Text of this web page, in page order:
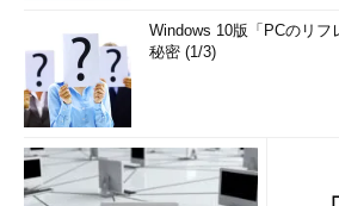
Windows 10版「PCのリフ
秘密 (1/3)